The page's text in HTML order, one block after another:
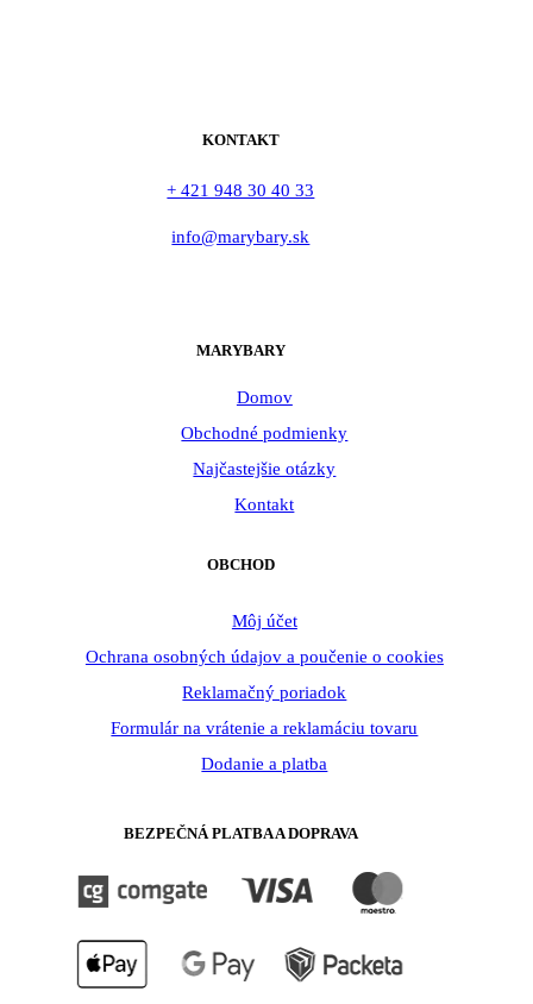
KONTAKT
+ 421 948 30 40 33
info@marybary.sk
MARYBARY
Domov
Obchodné podmienky
Najčastejšie otázky
Kontakt
OBCHOD
Môj účet
Ochrana osobných údajov a poučenie o cookies
Reklamačný poriadok
Formulár na vrátenie a reklamáciu tovaru
Dodanie a platba
BEZPEČNÁ PLATBA A DOPRAVA